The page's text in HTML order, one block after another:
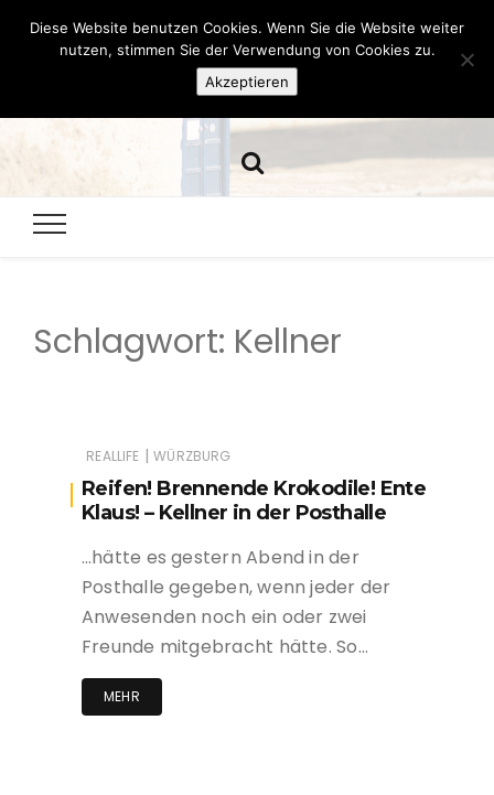
Hazamelistan
Schlagwort: Kellner
REALLIFE | WÜRZBURG
Reifen! Brennende Krokodile! Ente
Klaus! – Kellner in der Posthalle
…hätte es gestern Abend in der
Posthalle gegeben, wenn jeder der
Anwesenden noch ein oder zwei
Freunde mitgebracht hätte. So…
MEHR
Diese Website benutzen Cookies. Wenn Sie die Website weiter
nutzen, stimmen Sie der Verwendung von Cookies zu.
Akzeptieren